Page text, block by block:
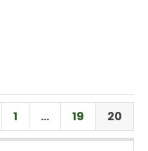
1 … 19 20